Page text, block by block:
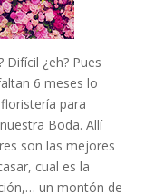
Difícil ¿eh? Pues
6 meses lo
para
Boda. Allí
son las mejores
cual es la
un montón de